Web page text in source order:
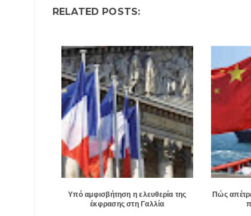
RELATED POSTS:
Υπό αμφισβήτηση η ελευθερία της
έκφρασης στη Γαλλία
Πώς